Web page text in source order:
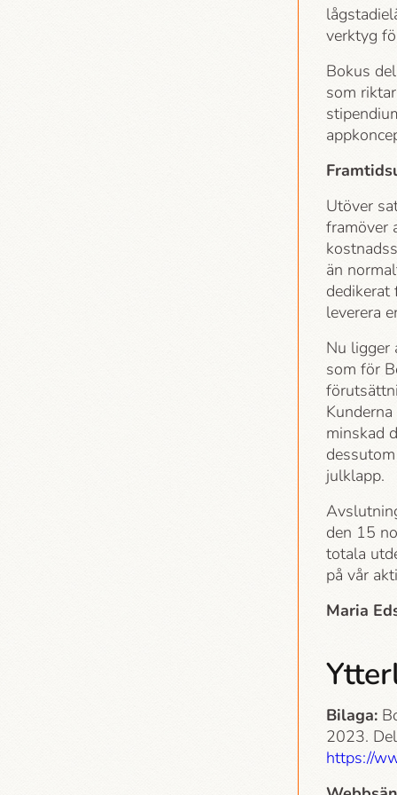
verktyg
Bokus
som
Utöver
framöver
än
leverera
Nu ligger
som för
minskad
julklapp.
den 15
totala
på vår
Maria
Bilaga:
2023.
https://